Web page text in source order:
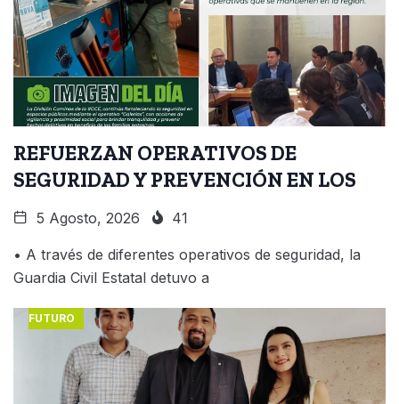
REFUERZAN OPERATIVOS DE
SEGURIDAD Y PREVENCIÓN EN LOS
5 Agosto, 2026 41
• A través de diferentes operativos de seguridad, la
Guardia Civil Estatal detuvo a
FUTURO